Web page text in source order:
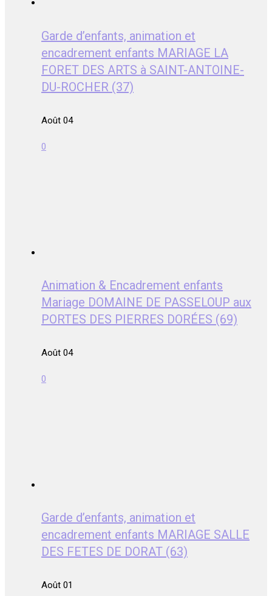
Garde d’enfants, animation et
encadrement enfants MARIAGE LA
FORET DES ARTS à SAINT-ANTOINE-
DU-ROCHER (37)
Août 04
0
Animation & Encadrement enfants
Mariage DOMAINE DE PASSELOUP aux
PORTES DES PIERRES DORÉES (69)
Août 04
0
Garde d’enfants, animation et
encadrement enfants MARIAGE SALLE
DES FETES DE DORAT (63)
Août 01